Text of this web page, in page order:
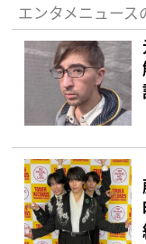
エンタメニュース